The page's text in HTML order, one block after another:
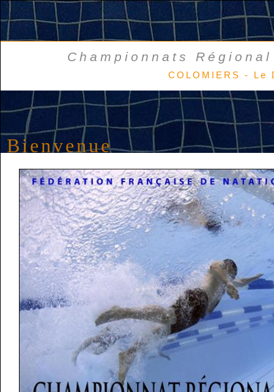
Championnats
COLOMIERS - Le
Bienvenue